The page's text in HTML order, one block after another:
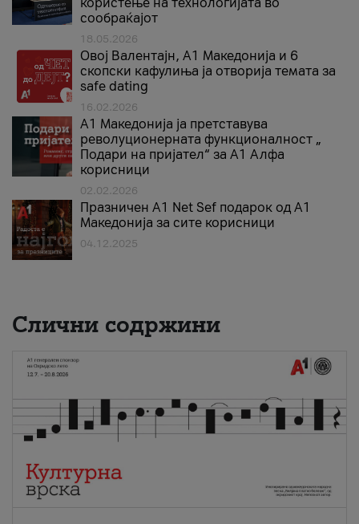
сообраќајот
18.05.2026
Овој Валентајн, A1 Македонија и 6
скопски кафулиња ја отворија темата за
safe dating
16.02.2026
А1 Македонија ја претставува
револуционерната функционалност „
Подари на пријател“ за А1 Алфа
корисници
02.02.2026
Празничен A1 Net Sеf подарок од А1
Македонија за сите корисници
04.12.2025
Слични содржини